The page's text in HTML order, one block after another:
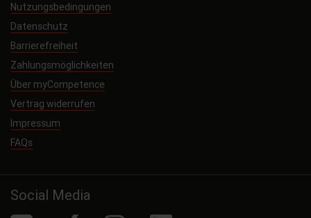
Nutzungsbedingungen
Datenschutz
Barrierefreiheit
Zahlungsmöglichkeiten
Über myCompetence
Vertrag widerrufen
Impressum
FAQs
Social Media